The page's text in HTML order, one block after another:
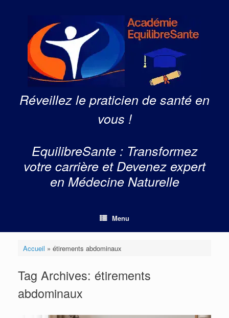
Réveillez le praticien de santé en
vous !
EquilibreSante : Transformez
votre carrière et Devenez expert
en Médecine Naturelle
Menu
Accueil » étirements abdominaux
Tag Archives: étirements
abdominaux